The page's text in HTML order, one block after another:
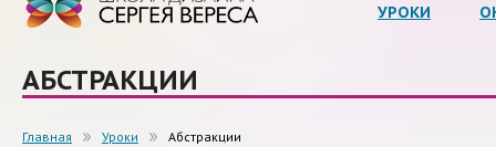
УРОКИ
АБСТРАКЦИИ
Главная Уроки Абстракции